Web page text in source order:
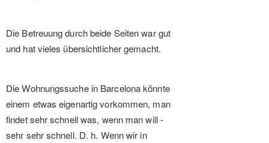
Die Betreuung durch beide Seiten war gut
und hat vieles übersichtlicher gemacht.
Die Wohnungssuche in Barcelona könnte
einem etwas eigenartig vorkommen, man
findet sehr schnell was, wenn man will -
sehr sehr schnell. D. h. Wenn wir in